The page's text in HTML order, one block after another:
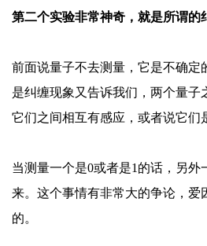
第二个实验非常神奇，就是所谓的
前面说量子不去测量，它是不确定
是纠缠现象又告诉我们，两个量子
它们之间相互有感应，或者说它们
当测量一个是0或者是1的话，另外
来。这个事情有非常大的争论，爱
的。